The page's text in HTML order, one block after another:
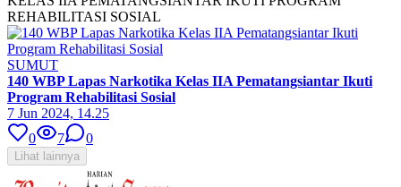
REHABILITASI SOSIAL
SUMUT
140 WBP Lapas Narkotika Kelas IIA Pematangsiantar Ikuti
Program Rehabilitasi Sosial
7 Jun 2024, 14.25
0
7 0
Lihat lainnya